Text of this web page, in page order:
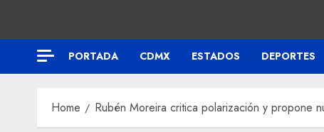
PORTADA CDMX ESTADOS DEPORTES
Home Rubén Moreira critica polarización y propone